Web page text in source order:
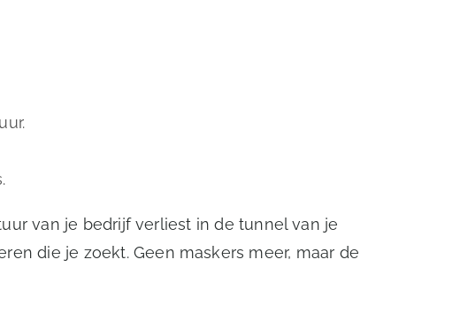
van je bedrijf verliest in de tunnel van je
die je zoekt. Geen maskers meer, maar de